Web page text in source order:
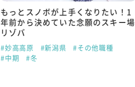
もっとスノボが上手くなりたい！1
年前から決めていた念願のスキー場
リゾバ
#妙高高原 #新潟県
#その他職種
#中期
#冬